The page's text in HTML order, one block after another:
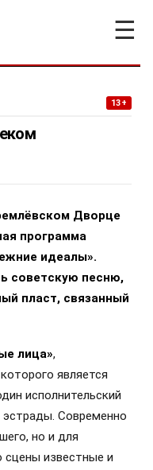
☰
13+
Дворце
программа
идеалы».
советскую песню,
пласт, связанный
лица»,
является
исполнительский
Современно
но и для
сцены известные и